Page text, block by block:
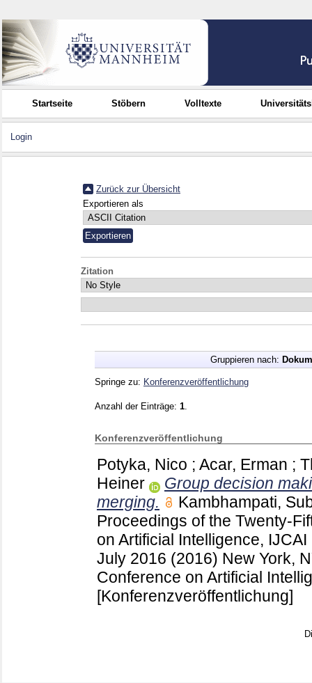
Startseite Stöbern Volltexte
Login
Zurück zur Übersicht
Exportieren als
Zitation
Gruppieren nach:
Springe zu: Konferenzveröffentlichung
Anzahl der Einträge: 1
Konferenzveröffentlichung
Potyka, Nico ; Acar, Erman ;
Heiner
Group decision
merging.
Kambhampati,
Proceedings of the Twenty-
on Artificial Intelligence,
July 2016 (2016) New York,
Conference on Artificial
[Konferenzveröffentlichung]